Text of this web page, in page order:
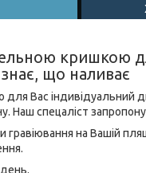
кришкою
що наливає
для Вас індивідуальний
Наш спецаліст
на Вашій